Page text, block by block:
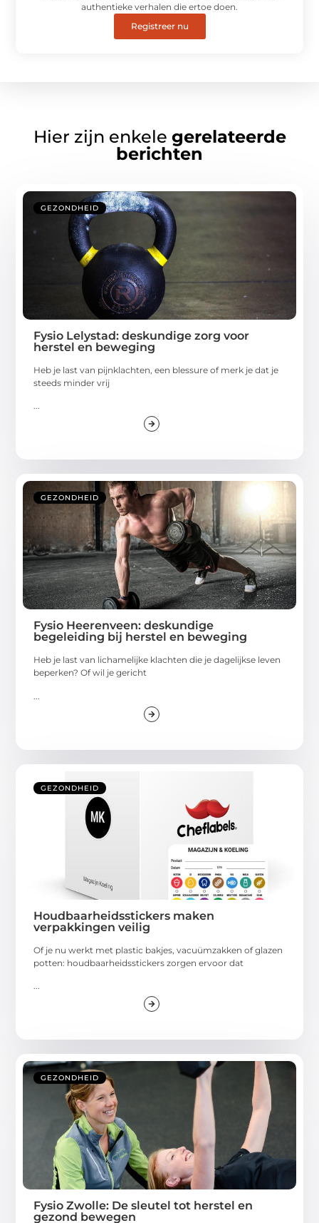
authentieke verhalen die ertoe doen.
Registreer nu
Hier zijn enkele gerelateerde
berichten
GEZONDHEID
Fysio Lelystad: deskundige zorg voor
herstel en beweging
Heb je last van pijnklachten, een blessure of merk je dat je
steeds minder vrij
...
GEZONDHEID
Fysio Heerenveen: deskundige
begeleiding bij herstel en beweging
Heb je last van lichamelijke klachten die je dagelijkse leven
beperken? Of wil je gericht
GEZONDHEID
Houdbaarheidsstickers maken
verpakkingen veilig
Of je nu werkt met plastic bakjes, vacuümzakken of glazen
potten: houdbaarheidsstickers zorgen ervoor dat
...
GEZONDHEID
Fysio Zwolle: De sleutel tot herstel en
gezond bewegen